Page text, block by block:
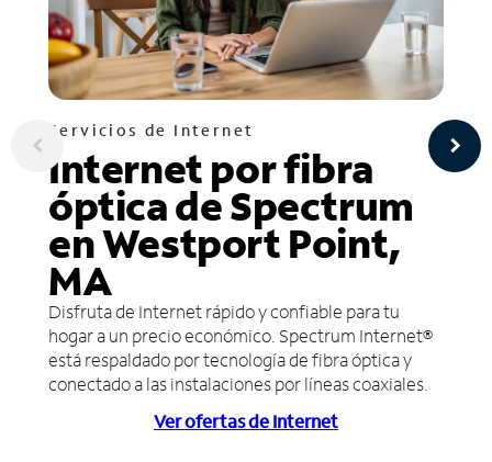
Servicios de Internet
Internet por fibra
óptica de Spectrum
en Westport Point,
MA
Disfruta de Internet rápido y confiable para tu
hogar a un precio económico. Spectrum Internet®
está respaldado por tecnología de fibra óptica y
conectado a las instalaciones por líneas coaxiales.
Ver ofertas de Internet